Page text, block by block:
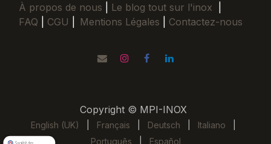
À propos de nous Le blog tout sur l'inox
FAQ
CGU Mentions Légales Contactez-nous
Copyright © MPI-INOX
English (UK) Français Deutsch Italiano
Português
Español